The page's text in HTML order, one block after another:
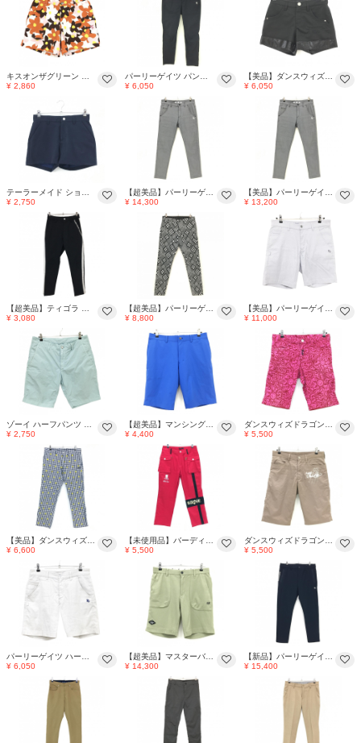
キスオンザグリーン ショートパンツ 白×オレンジ×ライトピンク 花柄 レディース M ゴルフウェア kiss on the green
¥ 2,860
パーリーゲイツ パンツ ネイビー ストレッチ ニコちゃん レディース 0(S) ゴルフウェア 2024年モデル PEARLY GATES
¥ 6,050
【美品】ダンスウィズドラゴン ショートパンツ 黒 裾パイソン柄地模様 スカル レディース 1(S) ゴルフウェア Dance With Dragon
¥ 6,050
テーラーメイド ショートパンツ ネイビー 細目総柄 裏起毛 ウエスト一部パンチング レディース M ゴルフウェア TaylorMade
¥ 2,750
【超美品】パーリーゲイツ×Disney パンツ ネイビー系 ミッキー 100周年 ストレッチ メンズ 4(M) ゴルフウェア PEARLY GATES
¥ 14,300
【美品】パーリーゲイツ×Disney パンツ ネイビー系 ミッキー 100周年 ストレッチ メンズ 5(L) ゴルフウェア PEARLY GATES
¥ 13,200
【超美品】ティゴラ パンツ 黒×白 サイドライン ナイロン混 メンズ M ゴルフウェア TIGORA
¥ 3,080
【超美品】パーリーゲイツ パンツ 黒系×白 総柄 一部千鳥格子 ストレッチ ウエスト内側ゴム メンズ 5(L) ゴルフウェア PEARLY GATES
¥ 8,800
【美品】パーリーゲイツ ハーフパンツ グレー系 細斜めストライプ バックロゴ メンズ 5(L) ゴルフウェア 2024年モデル PEARLY GATES
¥ 11,000
ゾーイ ハーフパンツ ライトブルー ナイロン混 ロゴ刺しゅう メンズ 88 ゴルフウェア ZOY
¥ 2,750
【超美品】マンシングウェア ハーフパンツ ブルー ストレッチ 後ろウエストゴム 無地 メンズ 84-88 ゴルフウェア Munsingwear
¥ 4,400
ダンスウィズドラゴン ハーフパンツ ピンク×レッド 総柄 ストレッチ メンズ 3(L) ゴルフウェア Dance With Dragon
¥ 5,500
【美品】ダンスウィズドラゴン パンツ 白×ネイビー ギンガムチェック ニコちゃん総柄 メンズ 3(L) ゴルフウェア Dance With Dragon
¥ 6,600
【未使用品】バーディーハント パンツ レッド×黒 ストレッチ メンズ 34 ゴルフウェア BIRDIE HUNT
¥ 5,500
ダンスウィズドラゴン ハーフパンツ ダークベージュ ドラゴン刺しゅう メンズ 3(L) ゴルフウェア Dance With Dragon
¥ 5,500
パーリーゲイツ ハーフパンツ ロゴ刺しゅうブルー 白 メンズ 4(M) ゴルフウェア 2024年モデル PEARLY GATES
¥ 6,050
【超美品】マスターバニー ハーフパンツ ライトカーキ系 凹凸生地 メンズ 5(L) ゴルフウェア 2025年モデル MASTER BUNNY EDITION
¥ 14,300
【新品】パーリーゲイツ パンツ ネイビー シンプル ストレッチ メンズ 7(XXL) ゴルフウェア 2024年モデル 大きいサイズ PEARLY GATES
¥ 15,400